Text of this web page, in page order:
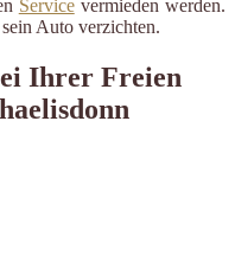
Servicevermieden werden.
Auto verzichten.
Ihrer Freien